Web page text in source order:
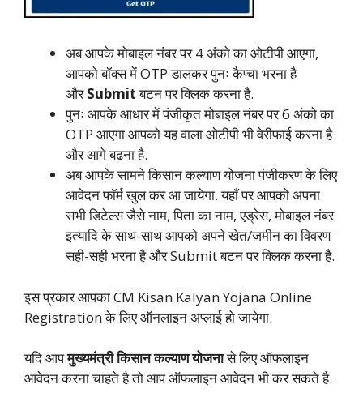
अब आपके मोबाइल नंबर पर 4 अंको का ओटीपी आएगा,
आपको बॉक्स में OTP डालकर पुनः कैप्चा भरना है
औरSubmitबटन पर क्लिक करना है.
पुनः आपके आधार में पंजीकृत मोबाइल नंबर पर 6 अंको का
OTP आएगा आपको यह वाला ओटीपी भी वेरीफाई करना है
और आगे बढना है.
अब आपके सामने किसान कल्याण योजना पंजीकरण के लिए
आवेदन फॉर्म खुल कर आ जायेगा. यहाँ पर आपको अपना
सभी डिटेल्स जैसे नाम, पिता का नाम, एड्रेस, मोबाइल नंबर
इत्यादि के साथ-साथ आपको अपने खेत/जमीन का विवरण
सही-सही भरना है और Submit बटन पर क्लिक करना है.
इस प्रकार आपका CM Kisan Kalyan Yojana Online
Registration के लिए ऑनलाइन अप्लाई हो जायेगा.
यदि आपमुख्यमंत्री किसान कल्याण योजनासे लिए ऑफलाइन
आवेदन करना चाहते है तो आप ऑफलाइन आवेदन भी कर सकते है.